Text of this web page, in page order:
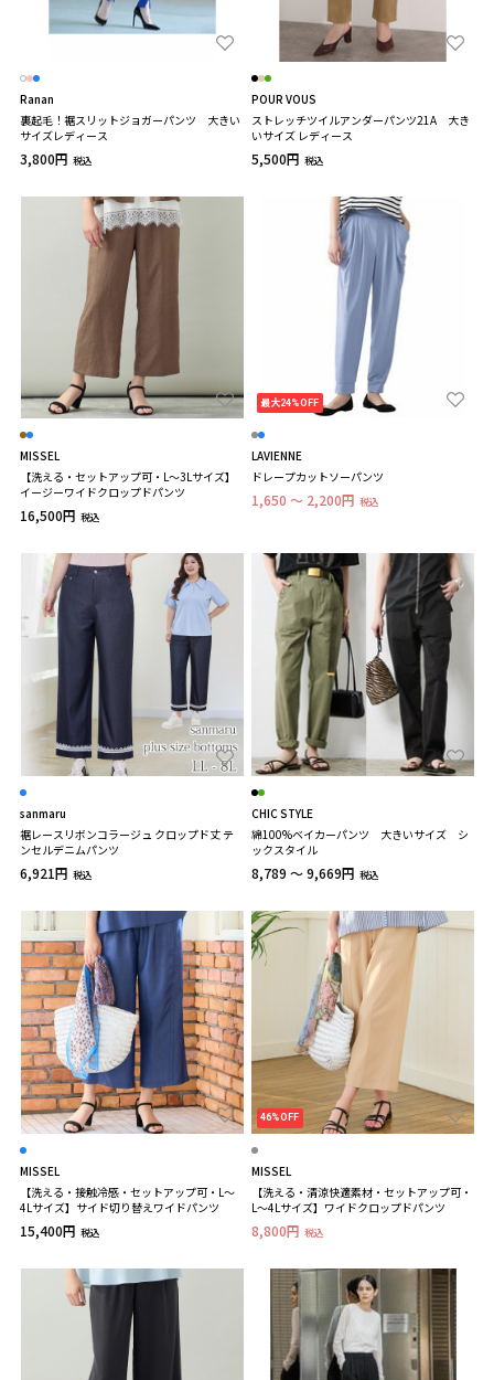
Ranan
裏起毛！裾スリットジョガーパンツ 大きい
サイズレディース
3,800円 税込
POUR VOUS
ストレッチツイルアンダーパンツ21A 大き
いサイズ レディース
5,500円 税込
MISSEL
【洗える・セットアップ可・L～3Lサイズ】
イージーワイドクロップドパンツ
16,500円 税込
最大24%OFF
LAVIENNE
ドレープカットソーパンツ
1,650 ～ 2,200円 税込
sanmaru
裾レースリボンコラージュ クロップド丈 テ
ンセルデニムパンツ
6,921円 税込
CHIC STYLE
綿100%ベイカーパンツ 大きいサイズ シ
ックスタイル
8,789 ～ 9,669円 税込
MISSEL
【洗える・接触冷感・セットアップ可・L～
4Lサイズ】サイド切り替えワイドパンツ
15,400円 税込
46%OFF
MISSEL
【洗える・清涼快適素材・セットアップ可・
L～4Lサイズ】ワイドクロップドパンツ
8,800円 税込